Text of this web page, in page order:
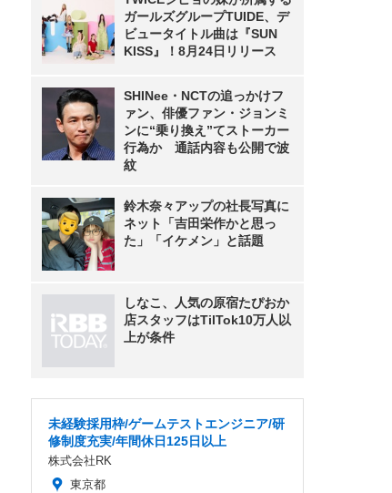
ガールズグループTUIDE、デ
ビュータイトル曲は『SUN
KISS』！8月24日リリース
SHINee・NCTの追っかけフ
ァン、俳優ファン・ジョンミ
ンに“乗り換え”てストーカー
行為か 通話内容も公開で波
紋
鈴木奈々アップの社長写真に
ネット「吉田栄作かと思っ
た」「イケメン」と話題
しなこ、人気の原宿たぴおか
店スタッフはTilTok10万人以
上が条件
未経験採用枠/ゲームテストエンジニア/研
修制度充実/年間休日125日以上
株式会社RK
東京都